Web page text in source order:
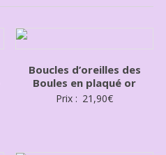
Boucles d’oreilles des
Boules en plaqué or
Prix : 21,90€